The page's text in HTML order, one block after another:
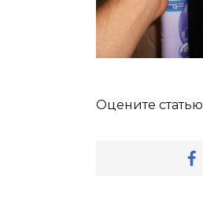
Оцените статью